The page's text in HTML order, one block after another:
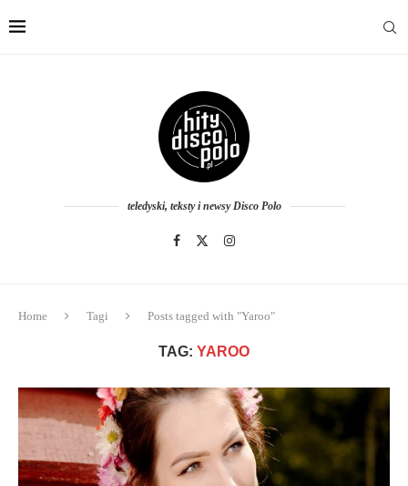
teledyski, teksty i newsy Disco Polo
Home Tagi Posts tagged with "Yaroo"
TAG: YAROO